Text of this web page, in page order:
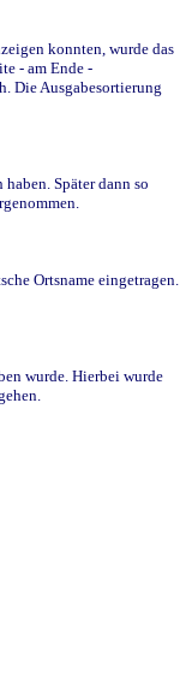
konnten, wurde das
- am Ende -
Die Ausgabesortierung
Später dann so
Ortsname eingetragen.
wurde. Hierbei wurde